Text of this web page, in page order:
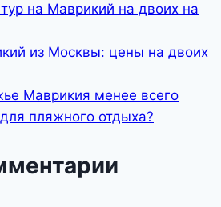
на Маврикий на двоих на
из Москвы: цены на двоих
Маврикия менее всего
пляжного отдыха?